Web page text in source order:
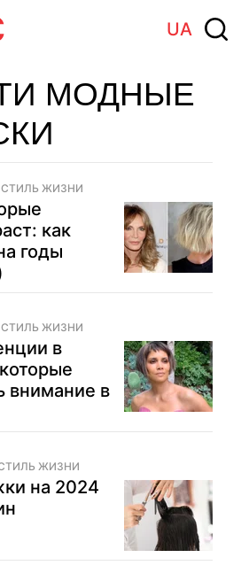
UA
МОДНЫЕ
СТИЛЬ ЖИЗНИ
как
годы
СТИЛЬ ЖИЗНИ
в
внимание в
ЖИЗНИ
на 2024